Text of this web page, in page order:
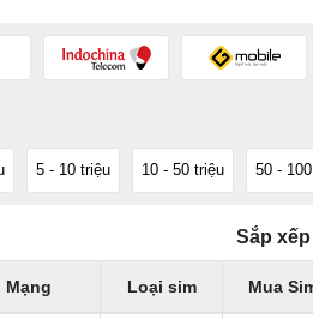
5 - 10 triệu 10 - 50 triệu 50 - 100
Sắp xếp
Mạng Loại sim Mua